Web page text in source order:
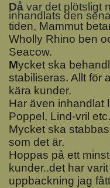
Då var det plötsligt
inhandlats den
tiden, Mammut
Wholly Rhino ben
Seacow.
Mycket ska
stabiliseras. Allt för
kära kunder.
Har även inhandlat
Poppel, Lind-vril etc.
Mycket ska
som det är.
Hoppas på ett
kunder..det har
uppbackning jag